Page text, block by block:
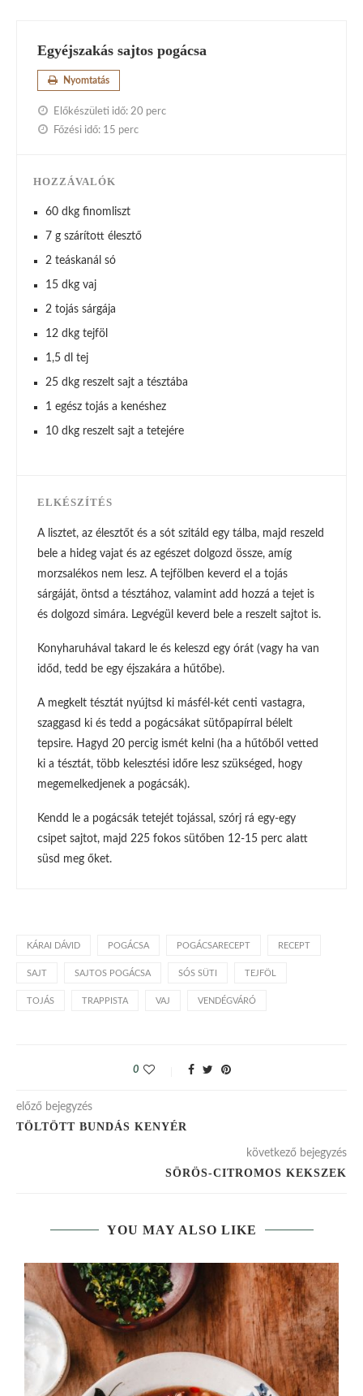
Egyéjszakás sajtos pogácsa
Nyomtatás
Előkészületi idő: 20 perc
Főzési idő: 15 perc
HOZZÁVALÓK
60 dkg finomliszt
7 g szárított élesztő
2 teáskanál só
15 dkg vaj
2 tojás sárgája
12 dkg tejföl
1,5 dl tej
25 dkg reszelt sajt a tésztába
1 egész tojás a kenéshez
10 dkg reszelt sajt a tetejére
ELKÉSZÍTÉS
A lisztet, az élesztőt és a sót szitáld egy tálba, majd reszeld
bele a hideg vajat és az egészet dolgozd össze, amíg
morzsalékos nem lesz. A tejfölben keverd el a tojás
sárgáját, öntsd a tésztához, valamint add hozzá a tejet is
és dolgozd simára. Legvégül keverd bele a reszelt sajtot is.
Konyharuhával takard le és keleszd egy órát (vagy ha van
időd, tedd be egy éjszakára a hűtőbe).
A megkelt tésztát nyújtsd ki másfél-két centi vastagra,
szaggasd ki és tedd a pogácsákat sütőpapírral bélelt
tepsire. Hagyd 20 percig ismét kelni (ha a hűtőből vetted
ki a tésztát, több kelesztési időre lesz szükséged, hogy
megemelkedjenek a pogácsák).
Kendd le a pogácsák tetejét tojással, szórj rá egy-egy
csipet sajtot, majd 225 fokos sütőben 12-15 perc alatt
süsd meg őket.
KÁRAI DÁVID POGÁCSA POGÁCSARECEPT RECEPT
SAJT SAJTOS POGÁCSA SÓS SÜTI TEJFÖL
TOJÁS TRAPPISTA VAJ VENDÉGVÁRÓ
0
előző bejegyzés
TÖLTÖTT BUNDÁS KENYÉR
következő bejegyzés
SÖRÖS-CITROMOS KEKSZEK
YOU MAY ALSO LIKE